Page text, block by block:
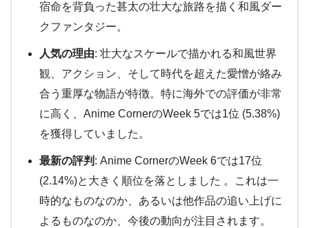
宿命を背負った甚太の壮大な旅路を描く和風ダー
クファンタジー。
人気の理由: 壮大なスケールで描かれる和風世界
観、アクション、そして時代を超えた愛憎が絡み
合う重厚な物語が特徴。特に海外での評価が非常
に高く、Anime CornerのWeek 5では1位 (5.38%)
を獲得していました。
最新の評判 : Anime CornerのWeek 6では17位
(2.14%)と大きく順位を落としました 。これは一
時的なものなのか、あるいは他作品の追い上げに
よるものなのか、今後の動向が注目されます。